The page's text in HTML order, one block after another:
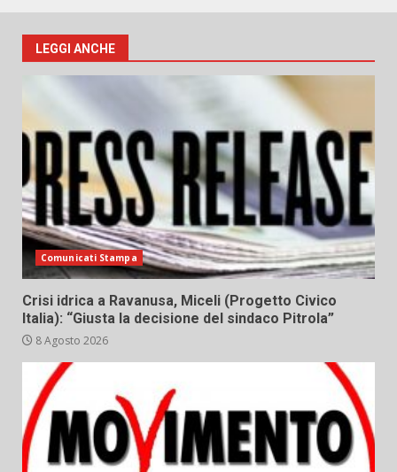
LEGGI ANCHE
Comunicati Stampa
Crisi idrica a Ravanusa, Miceli (Progetto Civico
Italia): “Giusta la decisione del sindaco Pitrola”
8 Agosto 2026